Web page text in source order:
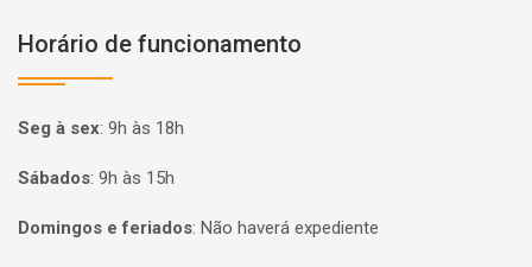
Horário de funcionamento
Seg à sex: 9h às 18h
Sábados: 9h às 15h
Domingos e feriados: Não haverá expediente